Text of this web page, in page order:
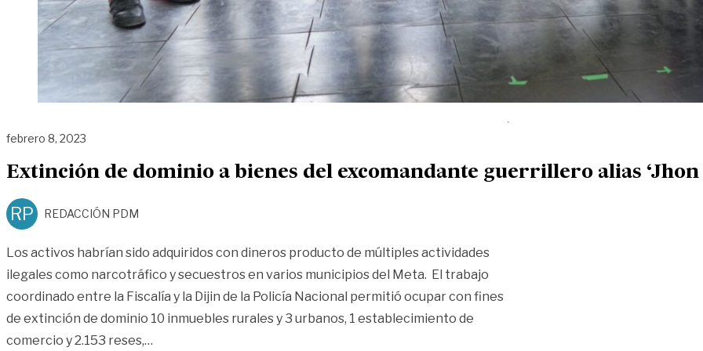
febrero 8, 2023
Extinción de dominio a bienes del excomandante guerrillero alias ‘Jhon
RP REDACCIÓN PDM
Los activos habrían sido adquiridos con dineros producto de múltiples actividades
ilegales como narcotráfico y secuestros en varios municipios del Meta. El trabajo
coordinado entre la Fiscalía y la Dijin de la Policía Nacional permitió ocupar con fines
de extinción de dominio 10 inmuebles rurales y 3 urbanos, 1 establecimiento de
comercio y 2.153 reses,…